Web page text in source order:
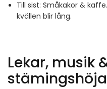
Till sist: Småkakor &
kvällen blir lång.
Lekar, musik